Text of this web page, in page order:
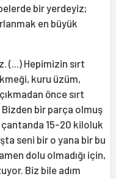
bir yerdeyiz;
en büyük
(...) Hepimizin sırt
kuru üzüm,
önce sırt
Bizden bir parça olmuş
15-20 kiloluk
seni bir o yana bir bu
dolu olmadığı için,
Biz bile adım